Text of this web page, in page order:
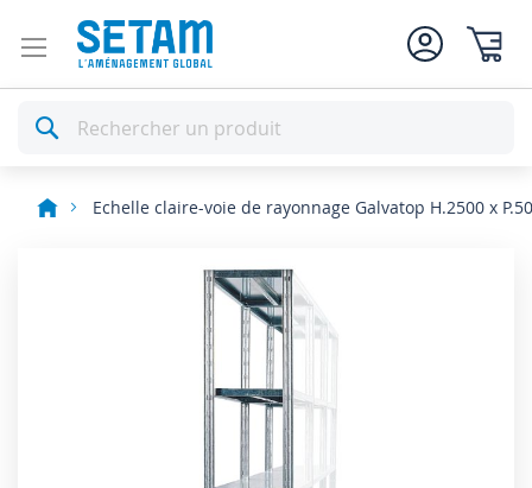
Rechercher
Echelle claire-voie de rayonnage Galvatop H.2500 x